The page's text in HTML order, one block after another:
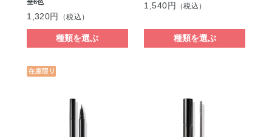
全6色
1,320円 （税込）
種類を選ぶ
1,540円 （税込）
種類を選ぶ